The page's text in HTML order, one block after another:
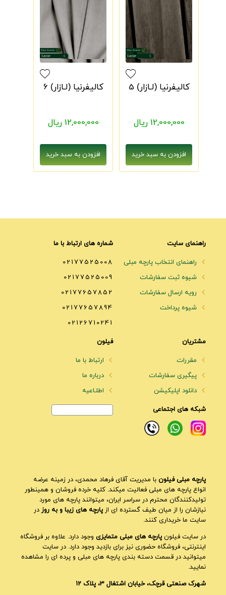
کالیفرنیا (لـازار) 5
12,000,000 ریال
کالیفرنیا (لـازار) 6
12,000,000 ریال
راهنمای سایت
راهنمای انتخاب پارچه مبلی
شیوه ثبت سفارشات
رویه ارسال سفارشات
شیوه پرداخت
شماره های ارتباط با ما
02177525008
02177525009
02177657852
02177657894
02126710241
مشتریان
مقررات
پیگیری سفارشات
دانلود اپلیکیشن
فیلون
ارتباط با ما
درباره ما
اطلـاعیه
شبکه های اجتماعی
پارچه مبلی فیلون با مدیریت آقای فرهاد محمدی، در زمینه عرضه
انواع پارچه های مبلی فعالیت میکند. کلیه خرده فروشان و همینطور
تولیدکنندگان محترم در سراسر ایران، میتوانند پارچه های مورد
نیازشان را از میان طیف گسترده ای ازپارچه های زیبا و به روز در
سایت ما خریداری کنند.
در سایت فیلونپارچه های مبلی متمایزی وجود دارد. علاوه بر فروشگاه
اینترنتی، فروشگاه حضوری نیز برای بازدید وجود دارد. در سایت
میتوانید در قسمت دسته بندی پارچه های مبلی و پرده ای را مشاهده
نمایید.
شهرک صنعتی قرچک، خیابان اشتغال 3، پلاک 12